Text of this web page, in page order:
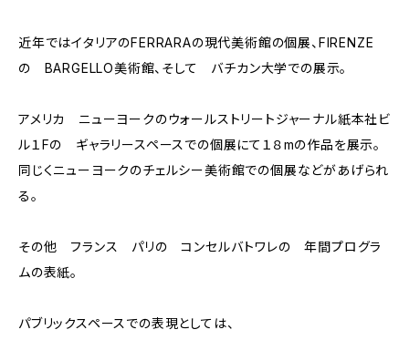
近年ではイタリアのFERRARAの現代美術館の個展、FIRENZE
の BARGELLO美術館、そして バチカン大学での展示。
アメリカ ニューヨークのウォールストリートジャーナル紙本社ビ
ル１Fの ギャラリースペースでの個展にて１８mの作品を展示。
同じくニューヨークのチェルシー美術館での個展などがあげられ
る。
その他 フランス パリの コンセルバトワレの 年間プログラ
ムの表紙。
パブリックスペースでの表現としては、